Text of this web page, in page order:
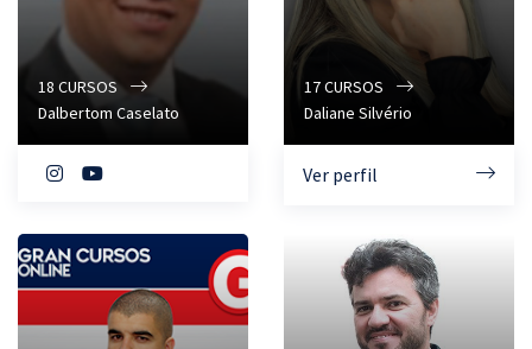
18 CURSOS
Dalbertom Caselato
17CURSOS
Daliane Silvério
Ver perfil